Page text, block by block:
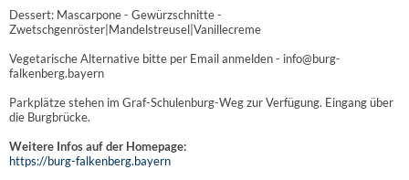
Dessert: Mascarpone - Gewürzschnitte -
Zwetschgenröster|Mandelstreusel|Vanillecreme
Vegetarische Alternative bitte per Email anmelden - info@burg-
falkenberg.bayern
Parkplätze stehen im Graf-Schulenburg-Weg zur Verfügung. Eingang über
die Burgbrücke.
Weitere Infos auf der Homepage:
https://burg-falkenberg.bayern